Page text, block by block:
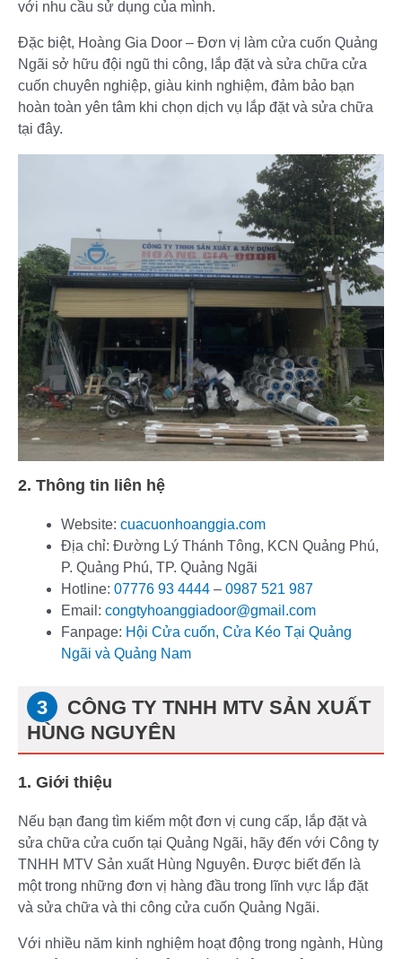
với nhu cầu sử dụng của mình.
Đặc biệt, Hoàng Gia Door – Đơn vị làm cửa cuốn Quảng
Ngãi sở hữu đội ngũ thi công, lắp đặt và sửa chữa cửa
cuốn chuyên nghiệp, giàu kinh nghiệm, đảm bảo bạn
hoàn toàn yên tâm khi chọn dịch vụ lắp đặt và sửa chữa
tại đây.
2. Thông tin liên hệ
Website: cuacuonhoanggia.com
Địa chỉ: Đường Lý Thánh Tông, KCN Quảng Phú,
P. Quảng Phú, TP. Quảng Ngãi
Hotline: 07776 93 4444 – 0987 521 987
Email: congtyhoanggiadoor@gmail.com
Fanpage: Hội Cửa cuốn, Cửa Kéo Tại Quảng
Ngãi và Quảng Nam
CÔNG TY TNHH MTV SẢN XUẤT
HÙNG NGUYÊN
1. Giới thiệu
Nếu bạn đang tìm kiếm một đơn vị cung cấp, lắp đặt và
sửa chữa cửa cuốn tại Quảng Ngãi, hãy đến với Công ty
TNHH MTV Sản xuất Hùng Nguyên. Được biết đến là
một trong những đơn vị hàng đầu trong lĩnh vực lắp đặt
và sửa chữa và thi công cửa cuốn Quảng Ngãi.
Với nhiều năm kinh nghiệm hoạt động trong ngành, Hùng